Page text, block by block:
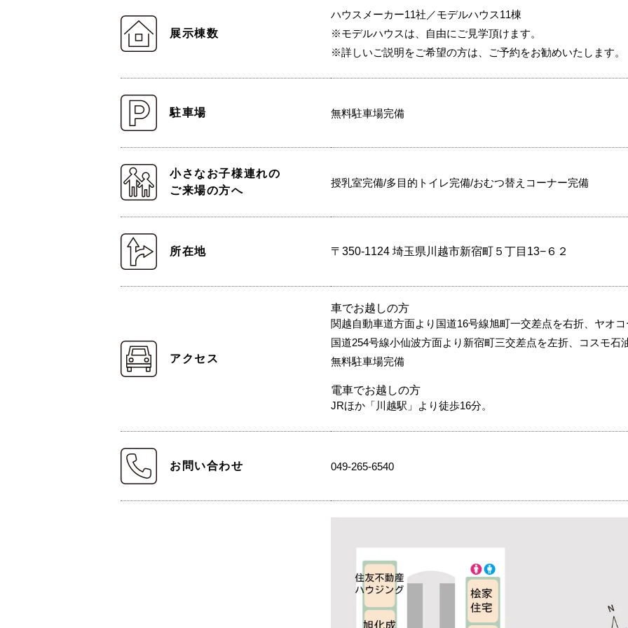
展示棟数
ハウスメーカー11社／モデルハウス11棟
※モデルハウスは、自由にご見学頂けます。
※詳しいご説明をご希望の方は、ご予約をお勧めいたします。
駐車場 無料駐車場完備
小さなお子様連れの
ご来場の方へ
授乳室完備/多目的トイレ完備/おむつ替えコーナー完備
所在地 〒350-1124 埼玉県川越市新宿町５丁目13−６２
アクセス
車でお越しの方
関越自動車道方面より国道16号線旭町一交差点を右折、ヤオ
国道254号線小仙波方面より新宿町三交差点を左折、コスモ石
無料駐車場完備
電車でお越しの方
JRほか「川越駅」より徒歩16分。
お問い合わせ 049-265-6540